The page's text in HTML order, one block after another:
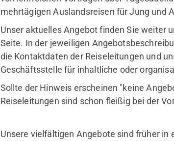
mehrtägigen Auslandsreisen für Jung und
Unser aktuelles Angebot finden Sie weiter
Seite. In der jeweiligen
die Kontaktdaten der Reiseleitungen und
Geschäftsstelle für inhaltliche oder
Sollte der Hinweis erscheinen "keine
Reiseleitungen sind schon fleißig bei der
Unsere vielfältigen Angebote sind früher